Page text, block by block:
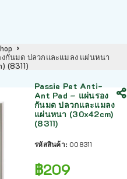
กันมด ปลวกและแมลง แผ่นหนา
(8311)
Passie Pet Anti-
Ant Pad – แผ่นรอง
กันมด ปลวกและแมลง
แผ่นหนา (30x42cm)
(8311)
รหัสสินค้า: 008311
฿209